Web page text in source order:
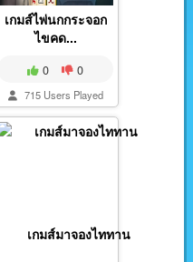
เกมส์ไพ่นกกระจอก
ไขคด...
0 0
715 Users Played
เกมส์มาจองไททาน